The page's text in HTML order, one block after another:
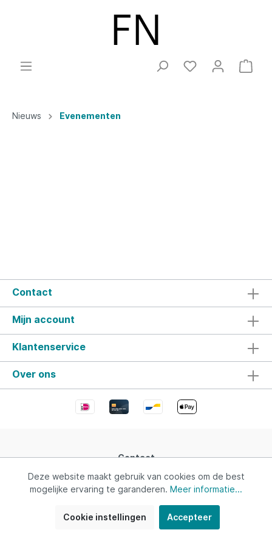
Nieuws Evenementen
Contact
Mijn account
Klantenservice
Over ons
Contact
* Alle prijzen incl. btw plusverzendkostenen mogelijke
leveringskosten, indien niet anders vermeld.
Gerealiseerd met Shopware
Deze website maakt gebruik van cookies om de best
mogelijke ervaring te garanderen. Meer informatie...
Cookie instellingen Accepteer